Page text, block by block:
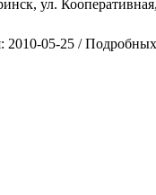
ул.
2010-05-25 /